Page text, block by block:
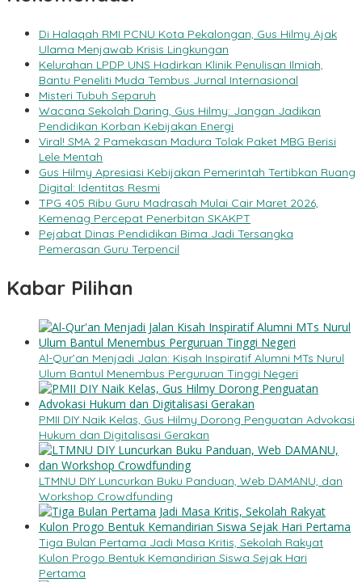
Di Halaqah RMI PCNU Kota Pekalongan, Gus Hilmy Ajak
Ulama Menjawab Krisis Lingkungan
Kelurahan LPDP UNS Hadirkan Klinik Penulisan Ilmiah,
Bantu Peneliti Muda Tembus Jurnal Internasional
Misteri Tubuh Separuh
Wacana Sekolah Daring, Gus Hilmy: Jangan Jadikan
Pendidikan Korban Kebijakan Energi
Viral! SMA 2 Pamekasan Madura Tolak Paket MBG Berisi
Lele Mentah
Gus Hilmy Apresiasi Kebijakan Pemerintah Tertibkan Ruang
Digital: Identitas Resmi
TPG 405 Ribu Guru Madrasah Mulai Cair Maret 2026,
Kemenag Percepat Penerbitan SKAKPT
Pejabat Dinas Pendidikan Bima Jadi Tersangka
Pemerasan Guru Terpencil
Kabar Pilihan
Al-Qur’an Menjadi Jalan: Kisah Inspiratif Alumni MTs Nurul
Ulum Bantul Menembus Perguruan Tinggi Negeri
PMII DIY Naik Kelas, Gus Hilmy Dorong Penguatan Advokasi
Hukum dan Digitalisasi Gerakan
LTMNU DIY Luncurkan Buku Panduan, Web DAMANU, dan
Workshop Crowdfunding
Tiga Bulan Pertama Jadi Masa Kritis, Sekolah Rakyat
Kulon Progo Bentuk Kemandirian Siswa Sejak Hari
Pertama